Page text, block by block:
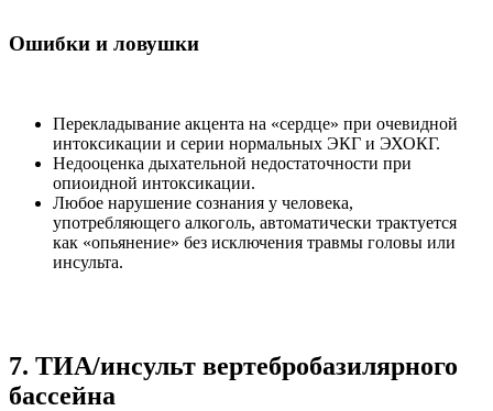
Ошибки и ловушки
Перекладывание акцента на «сердце» при очевидной
интоксикации и серии нормальных ЭКГ и ЭХОКГ.
Недооценка дыхательной недостаточности при
опиоидной интоксикации.
Любое нарушение сознания у человека,
употребляющего алкоголь, автоматически трактуется
как «опьянение» без исключения травмы головы или
инсульта.
7. ТИА/инсульт вертебробазилярного
бассейна